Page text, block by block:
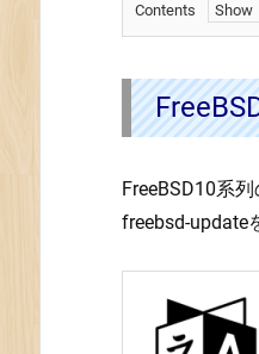
Contents
1.
r
e
B
S
1
FreeBSD10系
freebsd-update